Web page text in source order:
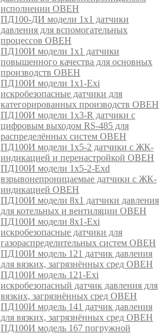
исполнении ОВЕН
ПД100-ДИ модели 1х1 датчики
давления для вспомогательных
процессов ОВЕН
ПД100И модели 1х1 датчики
повышенного качества для основных
производств ОВЕН
ПД100И модели 1х1-Exi
искробезопасные датчики для
категорированных производств ОВЕН
ПД100И модели 1х3-R датчики с
цифровым выходом RS-485 для
распределённых систем ОВЕН
ПД100И модели 1х5-2 датчики с ЖК-
индикацией и перенастройкой ОВЕН
ПД100И модели 1х5-2-Exd
взрывонепроницаемые датчики с ЖК-
индикацией ОВЕН
ПД100И модели 8х1 датчики давления
для котельных и вентиляции ОВЕН
ПД100И модели 8х1-Exi
искробезопасные датчики для
газораспределительных систем ОВЕН
ПД100И модель 121 датчик давления
для вязких, загрязнённых сред ОВЕН
ПД100И модель 121-Exi
искробезопасный датчик давления для
вязких, загрязнённых сред ОВЕН
ПД100И модель 141 датчик давления
для вязких, загрязнённых сред ОВЕН
ПД100И модель 167 погружной